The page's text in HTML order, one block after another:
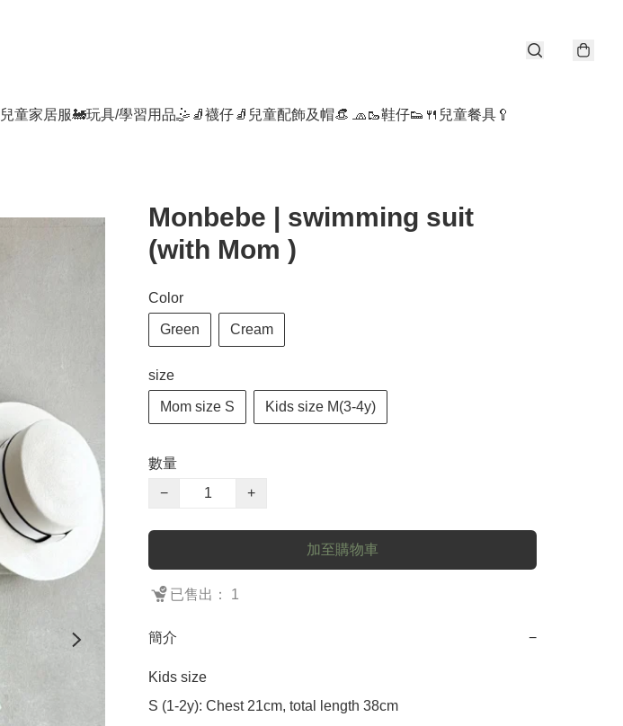
兒童家居服🚂玩具/學習用品🤹 🧦襪仔🧦 兒童配飾及帽👒 🧢🥾鞋仔👟 🍴兒童餐具🥄
Monbebe | swimming suit
(with Mom )
Color
Green Cream
size
Mom size S Kids size M(3-4y)
數量
−
+
加至購物車
已售出： 1
簡介 −
Kids size
S (1-2y): Chest 21cm, total length 38cm